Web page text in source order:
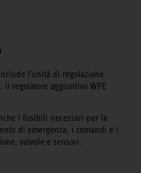
l'unità di regolazione
il regolatore aggiuntivo WPE
i fusibili necessari per la
di emergenza, i comandi e i
valvole e sensori.